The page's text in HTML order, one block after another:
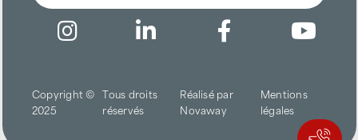
Copyright ©
2025
Tous droits
réservés
Réalisé par
Novaway
Mentions
légales
Trouver une agence